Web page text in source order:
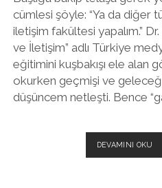
cümlesi şöyle: “Ya da diğer
iletişim fakültesi yapalım.”
ve İletişim” adlı Türkiye
eğitimini kuşbakışı ele alan
okurken geçmişi ve
düşüncem netleşti. Bence
DEVAMINI OKU